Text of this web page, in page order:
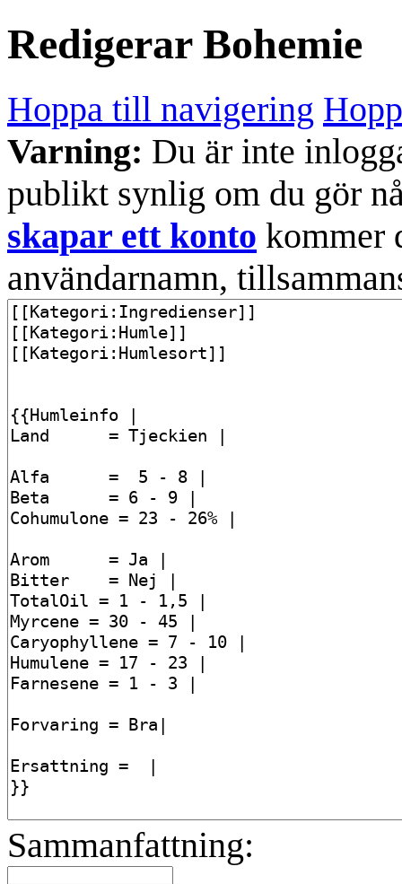
Redigerar Bohemie
Hoppa till navigering
Varning: Du är inte
publikt synlig om du gör
skapar ett konto kommer
användarnamn,
Sammanfattning: